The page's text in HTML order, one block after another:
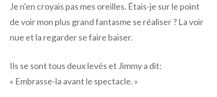
Je n'en croyais pas mes oreilles. Étais-je sur le point
de voir mon plus grand fantasme se réaliser ? La voir
nue et la regarder se faire baiser.
Ils se sont tous deux levés et Jimmy a dit:
« Embrasse-la avant le spectacle. »